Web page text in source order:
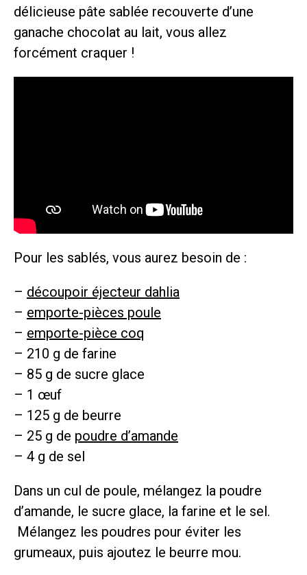
délicieuse pâte sablée recouverte d’une
ganache chocolat au lait, vous allez
forcément craquer !
Pour les sablés, vous aurez besoin de :
– découpoir éjecteur dahlia
– emporte-pièces poule
– emporte-pièce coq
– 210 g de farine
– 85 g de sucre glace
– 1 œuf
– 125 g de beurre
– 25 g de poudre d’amande
– 4 g de sel
Dans un cul de poule, mélangez la poudre
d’amande, le sucre glace, la farine et le sel.
Mélangez les poudres pour éviter les
grumeaux, puis ajoutez le beurre mou.